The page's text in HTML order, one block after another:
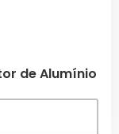
de Alumínio